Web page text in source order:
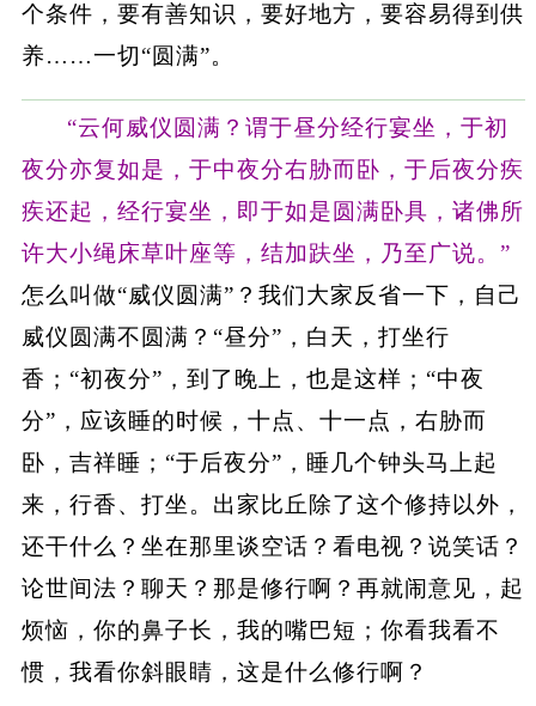
个条件，要有善知识，要好地方，要容易得到供
养……一切“圆满”。
“云何威仪圆满？谓于昼分经行宴坐，于初
夜分亦复如是，于中夜分右胁而卧，于后夜分疾
疾还起，经行宴坐，即于如是圆满卧具，诸佛所
许大小绳床草叶座等，结加趺坐，乃至广说。”
怎么叫做“威仪圆满”？我们大家反省一下，自己
威仪圆满不圆满？“昼分”，白天，打坐行
香；“初夜分”，到了晚上，也是这样；“中夜
分”，应该睡的时候，十点、十一点，右胁而
卧，吉祥睡；“于后夜分”，睡几个钟头马上起
来，行香、打坐。出家比丘除了这个修持以外，
还干什么？坐在那里谈空话？看电视？说笑话？
论世间法？聊天？那是修行啊？再就闹意见，起
烦恼，你的鼻子长，我的嘴巴短；你看我看不
惯，我看你斜眼睛，这是什么修行啊？